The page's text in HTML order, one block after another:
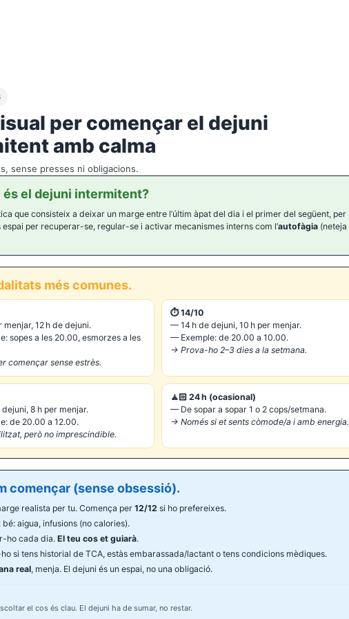
per començar el dejuni
amb calma
sense presses ni obligacions.
és el dejuni intermitent?
que consisteix a deixar un marge entre l’últim àpat del dia i el primer del següent, per
espai per recuperar-se, regular-se i activar mecanismes interns com l’autofàgia (neteja
més comunes.
menjar, 12 h de dejuni.
sopes a les 20.00, esmorzes a les
començar sense estrès.
⏱️ 14/10
— 14 h de dejuni, 10 h per menjar.
— Exemple: de 20.00 a 10.00.
→ Prova-ho 2–3 dies a la setmana.
8 h per menjar.
de 20.00 a 12.00.
però no imprescindible.
🧘🏻 24 h (ocasional)
— De sopar a sopar 1 o 2 cops/setmana.
→ Només si et sents còmode/a i amb energia.
començar (sense obsessió).
realista per tu. Comença per 12/12 si ho prefereixes.
bé: aigua, infusions (no calories).
ho cada dia. El teu cos et guiarà.
si tens historial de TCA, estàs embarassada/lactant o tens condicions mèdiques.
real, menja. El dejuni és un espai, no una obligació.
el cos és clau. El dejuni ha de sumar, no restar.